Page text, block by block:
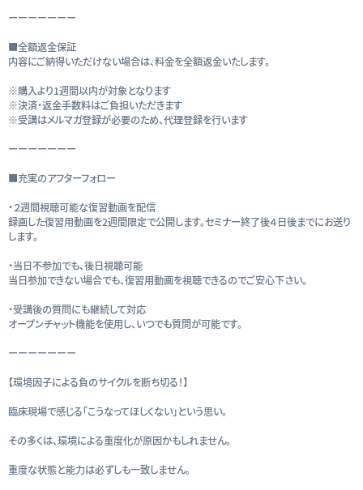
ーーーーーーー
■全額返金保証
内容にご納得いただけない場合は、料金を全額返金いたします。
※購入より1週間以内が対象となります
※決済・返金手数料はご負担いただきます
※受講はメルマガ登録が必要のため、代理登録を行います
ーーーーーーー
■充実のアフターフォロー
・２週間視聴可能な復習動画を配信
録画した復習用動画を2週間限定で公開します。セミナー終了後４日後までにお送り
します。
・当日不参加でも、後日視聴可能
当日参加できない場合でも、復習用動画を視聴できるのでご安心下さい。
・受講後の質問にも継続して対応
オープンチャット機能を使用し、いつでも質問が可能です。
ーーーーーーー
【環境因子による負のサイクルを断ち切る！】
臨床現場で感じる「こうなってほしくない」という思い。
その多くは、環境による重度化が原因かもしれません。
重度な状態と能力は必ずしも一致しません。